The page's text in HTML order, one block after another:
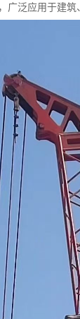
泛应用于建筑